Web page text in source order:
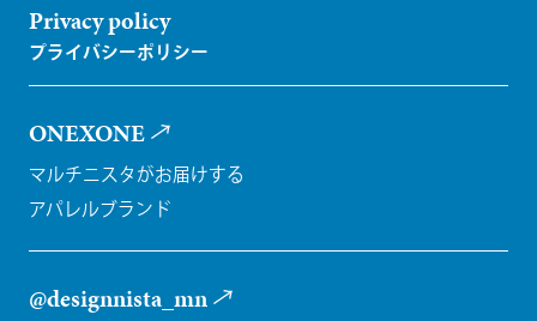
Privacy policy
ONEXONE
マルチニスタがお届けする
アパレルブランド
@designnista_mn